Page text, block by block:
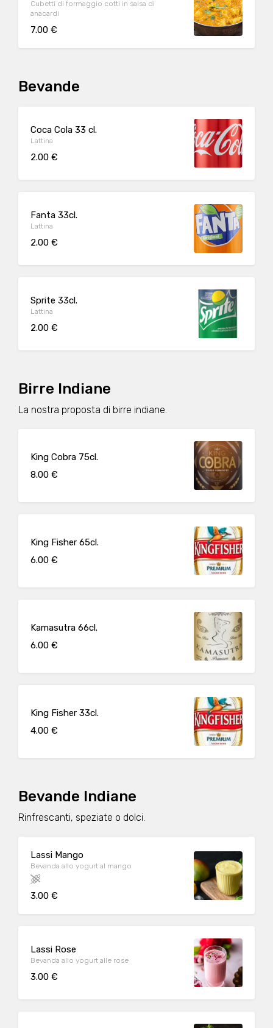
Cubetti di formaggio cotti in salsa di
anacardi
7.00 €
Bevande
Coca Cola 33 cl.
Lattina
2.00 €
Fanta 33cl.
Lattina
2.00 €
Sprite 33cl.
Lattina
2.00 €
Birre Indiane
La nostra proposta di birre indiane.
King Cobra 75cl.
8.00 €
King Fisher 65cl.
6.00 €
Kamasutra 66cl.
6.00 €
King Fisher 33cl.
4.00 €
Bevande Indiane
Rinfrescanti, speziate o dolci.
Lassi Mango
Bevanda allo yogurt al mango
3.00 €
Lassi Rose
Bevanda allo yogurt alle rose
3.00 €